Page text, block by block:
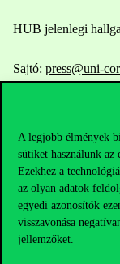
A legjobb élmények
sütiket használunk az
Ezekhez a
az olyan adatok
egyedi azonosítók
visszavonása
jellemzőket.
HUB jelenlegi
Sajtó: press@uni-
Hasznos linkek